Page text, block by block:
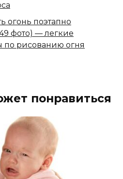
огонь поэтапно
фото) — легкие
по рисованию огня
понравиться